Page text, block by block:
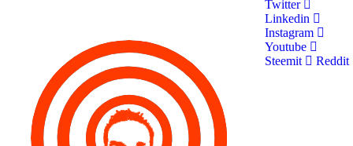
Twitter
Linkedin
Instagram
Youtube
Steemit
Reddit